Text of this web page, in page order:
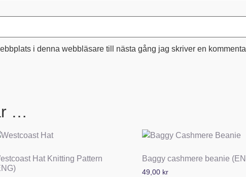
i denna webbläsare till nästa gång jag skriver en
…
Hat Knitting Pattern
Baggy cashmere beanie
49,00 kr